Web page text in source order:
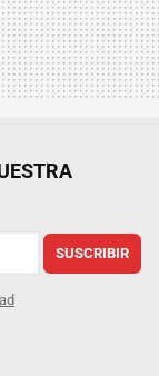
SUSCRIBIR